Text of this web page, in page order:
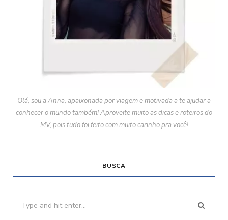
Olá, sou a Anna, apaixonada por viagem e motivada a te ajudar a
conhecer o mundo também! Aproveite muito as dicas e roteiros do
MV, pois tudo foi feito com muito carinho pra você!
BUSCA